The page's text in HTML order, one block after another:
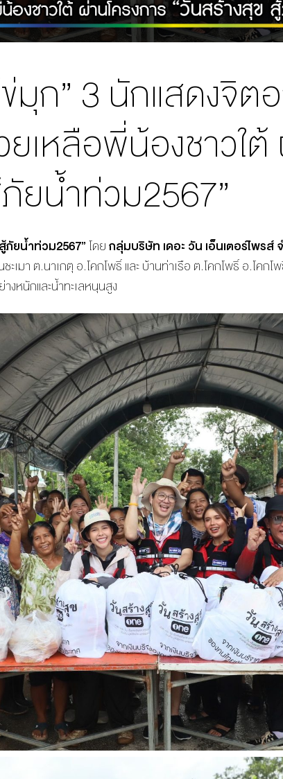
มุก” 3 นักแสดงจิต
เหลือพี่น้องชาวใต้
ยน้ำท่วม2567”
ภัยน้ำท่วม2567”โดยกลุ่มบริษัท เดอะ วัน เอ็นเตอร์ไพรส์
ะเมา ต.นาเกตุ อ.โคกโพธิ์ และ บ้านท่าเรือ ต.โคกโพธิ์ อ.โค
หนักและน้ำทะเลหนุนสูง